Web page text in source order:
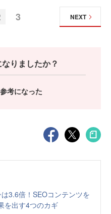
3 NEXT
りましたか？
参考になった
3.6倍！SEOコンテンツを
を出す4つのカギ